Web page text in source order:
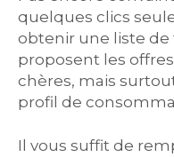
quelques clics
obtenir une liste de
proposent les
chères, mais
profil de
Il vous suffit de